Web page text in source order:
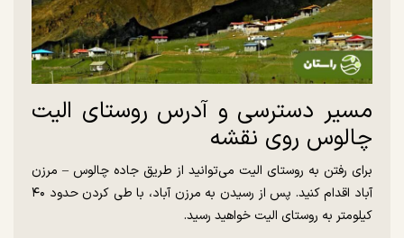
مسیر دسترسی و آدرس روستای الیت
چالوس روی نقشه
برای رفتن به روستای الیت می‌توانید از طریق جاده چالوس – مرزن
آباد اقدام کنید. پس از رسیدن به مرزن آباد، با طی کردن حدود ۴۰
کیلومتر به روستای الیت خواهید رسید.